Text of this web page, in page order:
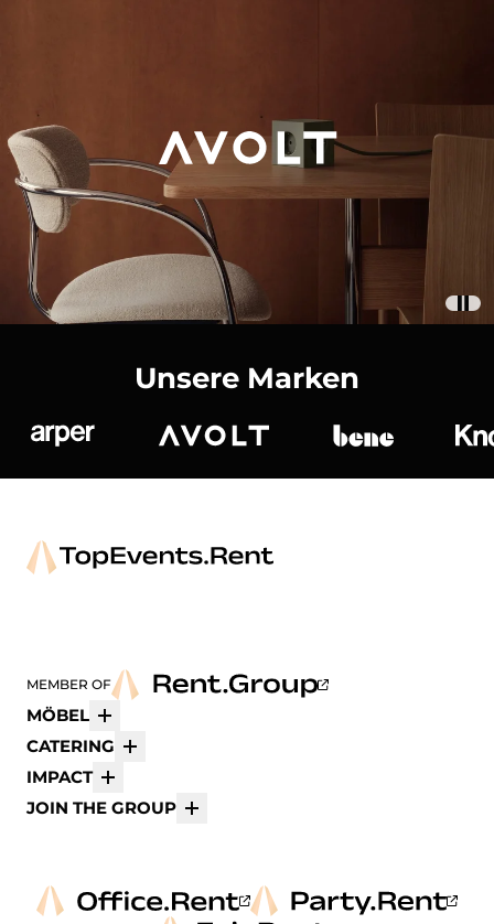
Unsere Marken
MEMBER OF
MÖBEL
CATERING
IMPACT
JOIN THE GROUP